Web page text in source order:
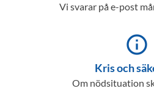
Vi svarar på e-post
info_outline
Kris och
Om nödsituation